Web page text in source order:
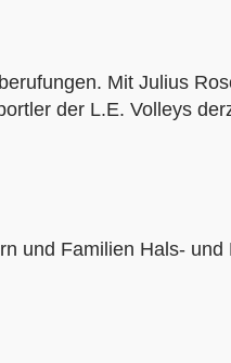
Mit Julius
der L.E. Volleys
und Familien Hals-